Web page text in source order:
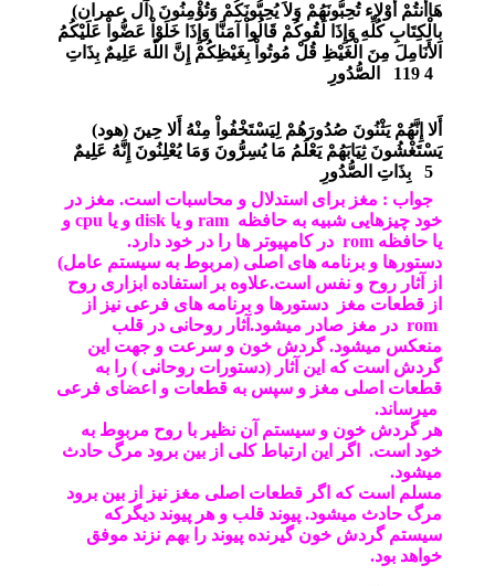
(آل عمران ) هَاأَنتُمْ أُوْلاء تُحِبُّونَهُمْ وَلاَ يُحِبُّونَكُمْ وَتُؤْمِنُونَ
بِالْكِتَابِ كُلِّهِ وَإِذَا لَقُوكُمْ قَالُواْ آمَنَّا وَإِذَا خَلَوْاْ عَضُّواْ عَلَيْكُمُ
الأَنَامِلَ مِنَ الْغَيْظِ قُلْ مُوتُواْ بِغَيْظِكُمْ إِنَّ اللّهَ عَلِيمٌ بِذَاتِ
الصُّدُورِ
119 4
(هود) أَلا إِنَّهُمْ يَثْنُونَ صُدُورَهُمْ لِيَسْتَخْفُواْ مِنْهُ أَلا حِينَ
يَسْتَغْشُونَ ثِيَابَهُمْ يَعْلَمُ مَا يُسِرُّونَ وَمَا يُعْلِنُونَ إِنَّهُ عَلِيمٌ
بِذَاتِ الصُّدُورِ 5
جواب : مغز برای استدلال و محاسبات است. مغز در
خود چیزهایی شبیه به حافظه ram و یا disk و یا cpu و
یا حافظه rom در کامپیوتر ها را در خود دارد.
دستورها و برنامه های اصلی (مربوط به سیستم عامل)
از آثار روح و نفس است.علاوه بر استفاده ابزاری روح
از قطعات مغز دستورها و برنامه های فرعی نیز از
rom در مغز صادر میشود.آثار روحانی در قلب
منعکس میشود. گردش خون و سرعت و جهت این
گردش است که این آثار (دستورات روحانی ) را به
قطعات اصلی مغز و سپس به قطعات و اعضای فرعی
میرساند.
هر گردش خون و سیستم آن نظیر با روح مربوط به
خود است. اگر این ارتباط کلی از بین برود مرگ حادث
میشود.
مسلم است که اگر قطعات اصلی مغز نیز از بین برود
مرگ حادث میشود. پیوند قلب و هر پیوند دیگرکه
سیستم گردش خون گیرنده پیوند را بهم نزند موفق
خواهد بود.